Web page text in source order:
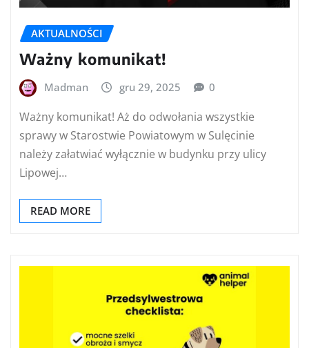
AKTUALNOŚCI
Ważny komunikat!
Madman gru 29, 2025 0
Ważny komunikat! Aż do odwołania wszystkie
sprawy w Starostwie Powiatowym w Sulęcinie
należy załatwiać wyłącznie w budynku przy ulicy
Lipowej…
READ MORE